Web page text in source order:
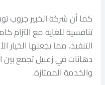
كما أن شركة الخبير جروب
تنافسية للغاية مع التزام
التنفيذ، مما يجعلها
دهانات في زعبيل تجمع بين
والخدمة الممتازة.